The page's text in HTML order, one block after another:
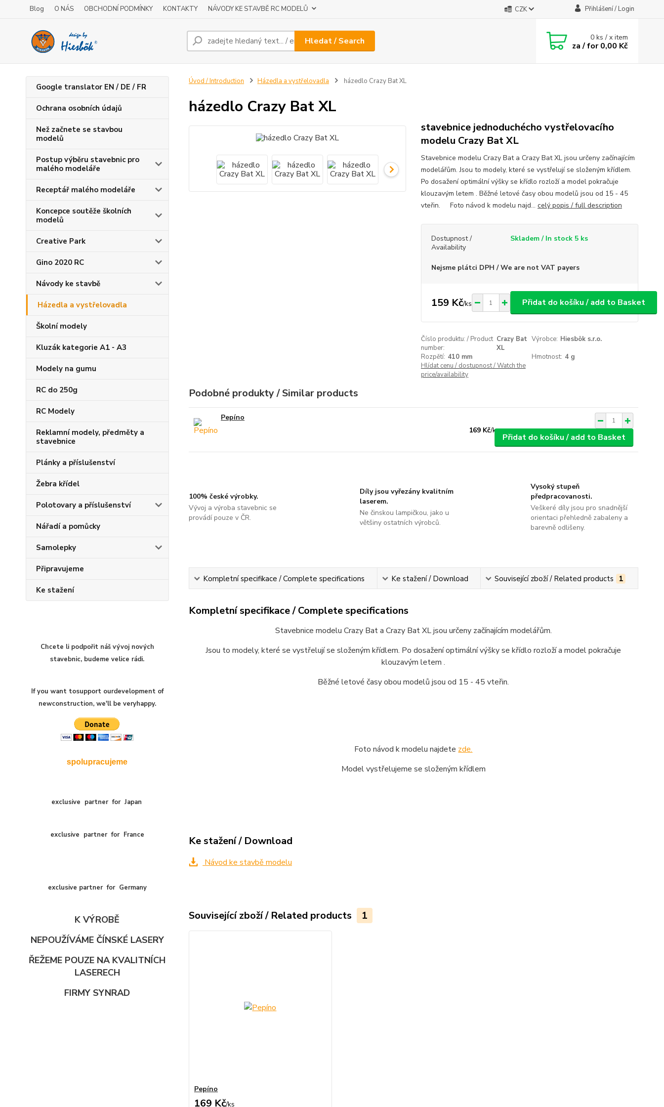
Blog O NÁS OBCHODNÍ PODMÍNKY KONTAKTY NÁVODY KE STAVBĚ RC MODELŮ CZK Přihlášení / Login
Hledat / Search 0ks / x item
za / for0,00 Kč
Google translator EN / DE / FR
Ochrana osobních údajů
Než začnete se stavbou
modelů
Postup výběru stavebnic pro
malého modeláře
Receptář malého modeláře
Koncepce soutěže školních
modelů
Creative Park
Gino 2020 RC
Návody ke stavbě
Házedla a vystřelovadla
Školní modely
Kluzák kategorie A1 - A3
Modely na gumu
RC do 250g
RC Modely
Reklamní modely, předměty a
stavebnice
Plánky a příslušenství
Žebra křídel
Polotovary a příslušenství
Nářadí a pomůcky
Samolepky
Připravujeme
Ke stažení
Chcete li podpořit náš vývoj nových
stavebnic, budeme velice rádi.
If you want tosupport ourdevelopment of
newconstruction, we'll be veryhappy.
spolupracujeme
exclusive partner for Japan
exclusive partner for France
exclusive partner for Germany
K VÝROBĚ
NEPOUŽÍVÁME ČÍNSKÉ LASERY
ŘEŽEME POUZE NA KVALITNÍCH
LASERECH
FIRMY SYNRAD
Úvod / Introduction Házedla a vystřelovadla házedlo Crazy Bat XL
házedlo Crazy Bat XL
stavebnice jednoduchécho vystřelovacího
modelu Crazy Bat XL
Stavebnice modelu Crazy Bat a Crazy Bat XL jsou určeny začínajícím
modelářům. Jsou to modely, které se vystřelují se složeným křídlem.
Po dosažení optimální výšky se křídlo rozloží a model pokračuje
klouzavým letem . Běžné letové časy obou modelů jsou od 15 - 45
vteřin. Foto návod k modelu najd... celý popis / full description
Dostupnost /
Availability
Skladem / In stock 5 ks
Nejsme plátci DPH / We are not VAT payers
159 Kč/ks Přidat do košíku / add to Basket
Číslo produktu: / Product
number:
Crazy Bat
XL
Výrobce: Hiesbök s.r.o.
Rozpětí: 410 mm Hmotnost: 4 g
Hlídat cenu / dostupnost / Watch the
price/availability
Podobné produkty / Similar products
Pepíno
169 Kč/ks
Přidat do košíku / add to Basket
100% české výrobky.
Vývoj a výroba stavebnic se
provádí pouze v ČR.
Díly jsou vyřezány kvalitním
laserem.
Ne činskou lampičkou, jako u
většiny ostatních výrobců.
Vysoký stupeň
předpracovanosti.
Veškeré díly jsou pro snadnější
orientaci přehledně zabaleny a
barevně odlišeny.
Kompletní specifikace / Complete specifications Ke stažení / Download Související zboží / Related products 1
Kompletní specifikace / Complete specifications
Stavebnice modelu Crazy Bat a Crazy Bat XL jsou určeny začínajícím modelářům.
Jsou to modely, které se vystřelují se složeným křídlem. Po dosažení optimální výšky se křídlo rozloží a model pokračuje
klouzavým letem .
Běžné letové časy obou modelů jsou od 15 - 45 vteřin.
Foto návod k modelu najdete zde.
Model vystřelujeme se složeným křídlem
Ke stažení / Download
Návod ke stavbě modelu
Související zboží / Related products 1
Pepíno
169 Kč/ks